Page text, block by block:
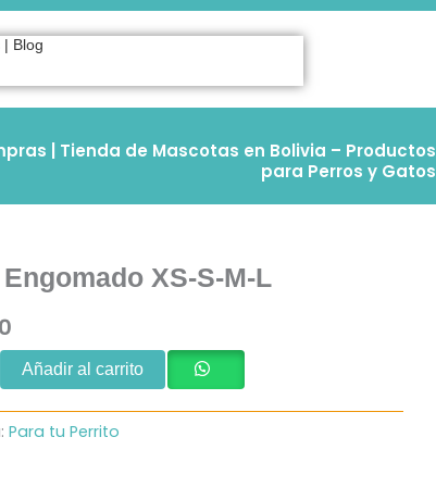
| Blog
| Tienda de Mascotas en Bolivia – Productos
para Perros y Gatos
XS-S-M-L
Añadir al carrito
Para tu Perrito